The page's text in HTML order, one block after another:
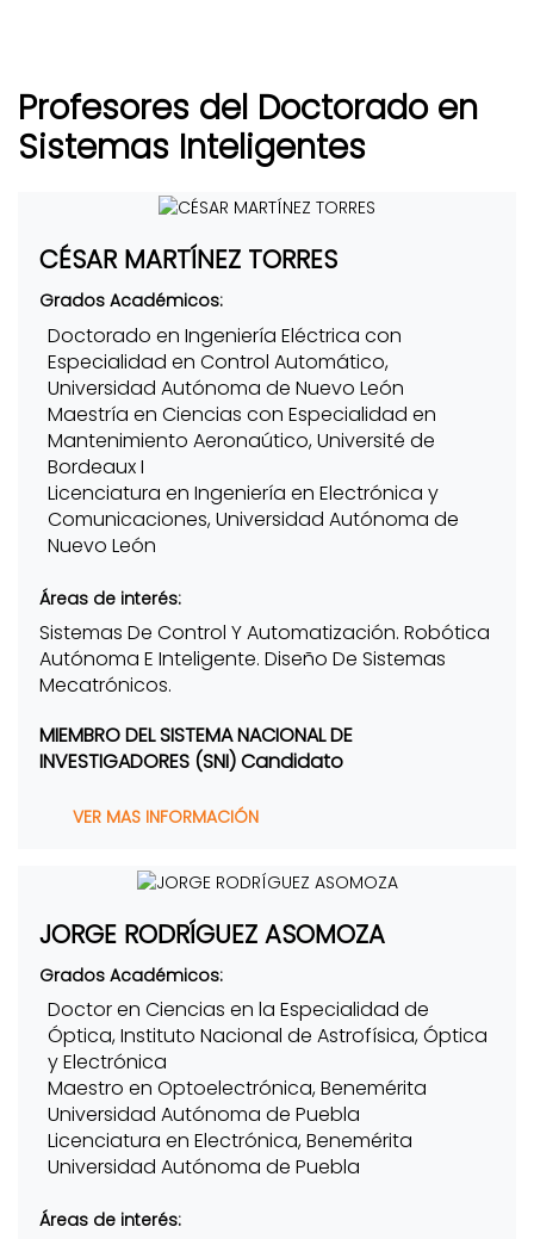
Profesores del Doctorado en
Sistemas Inteligentes
CÉSAR MARTÍNEZ TORRES
Grados Académicos:
Doctorado en Ingeniería Eléctrica con
Especialidad en Control Automático,
Universidad Autónoma de Nuevo León
Maestría en Ciencias con Especialidad en
Mantenimiento Aeronaútico, Université de
Bordeaux I
Licenciatura en Ingeniería en Electrónica y
Comunicaciones, Universidad Autónoma de
Nuevo León
Áreas de interés:
Sistemas De Control Y Automatización. Robótica
Autónoma E Inteligente. Diseño De Sistemas
Mecatrónicos.
MIEMBRO DEL SISTEMA NACIONAL DE
INVESTIGADORES (SNI) Candidato
VER MAS INFORMACIÓN
JORGE RODRÍGUEZ ASOMOZA
Grados Académicos:
Doctor en Ciencias en la Especialidad de
Óptica, Instituto Nacional de Astrofísica, Óptica
y Electrónica
Maestro en Optoelectrónica, Benemérita
Universidad Autónoma de Puebla
Licenciatura en Electrónica, Benemérita
Universidad Autónoma de Puebla
Áreas de interés: